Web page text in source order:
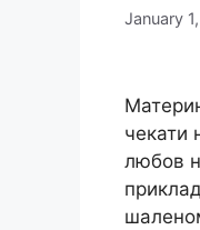
January
чекати
любов